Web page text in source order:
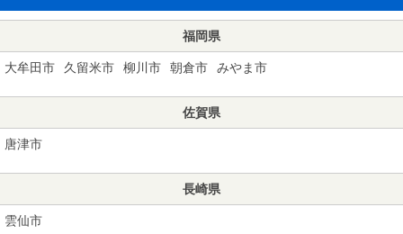
福岡県
大牟田市 久留米市 柳川市 朝倉市 みやま市
佐賀県
唐津市
長崎県
雲仙市